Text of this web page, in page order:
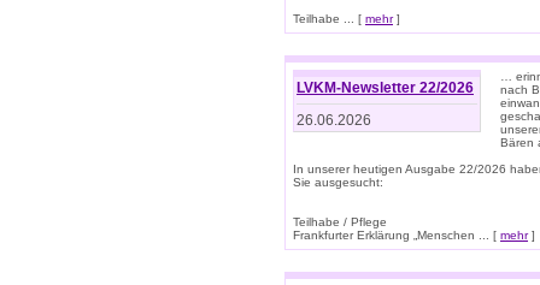
Teilhabe ... [ mehr]
LVKM-Newsletter 22/2026
26.06.2026
…
nach
Bären
In unserer heutigen Ausgabe 22/2026
Sie ausgesucht:
Teilhabe / Pflege
Frankfurter Erklärung „Menschen ... [ mehr]